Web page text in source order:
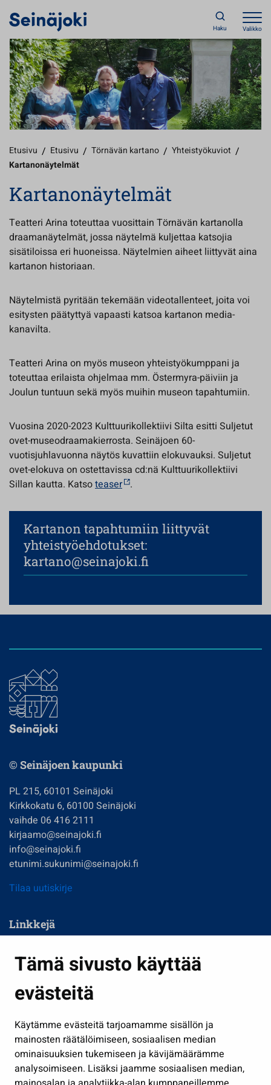
Tämä sivusto käyttää
evästeitä
Käytämme evästeitä tarjoamamme sisällön ja
mainosten räätälöimiseen, sosiaalisen median
ominaisuuksien tukemiseen ja kävijämäärämme
analysoimiseen. Lisäksi jaamme sosiaalisen median,
Haku Valikko
Etusivu / Etusivu / Törnävän kartano / Yhteistyökuviot /
Kartanonäytelmät
Kartanonäytelmät
Teatteri Arina toteuttaa vuosittain Törnävän kartanolla
draamanäytelmät, jossa näytelmä kuljettaa katsojia
sisätiloissa eri huoneissa. Näytelmien aiheet liittyvät aina
kartanon historiaan.
Näytelmistä pyritään tekemään videotallenteet, joita voi
esitysten päätyttyä vapaasti katsoa kartanon media-
kanavilta.
Teatteri Arina on myös museon yhteistyökumppani ja
toteuttaa erilaista ohjelmaa mm. Östermyra-päiviin ja
Joulun tuntuun sekä myös muihin museon tapahtumiin.
Vuosina 2020-2023 Kulttuurikollektiivi Silta esitti Suljetut
ovet-museodraamakierrosta. Seinäjoen 60-
vuotisjuhlavuonna näytös kuvattiin elokuvauksi. Suljetut
ovet-elokuva on ostettavissa cd:nä Kulttuurikollektiivi
Sillan kautta. Katsoteaser .
Kartanon tapahtumiin liittyvät
yhteistyöehdotukset:
kartano@seinajoki.fi
© Seinäjoen kaupunki
PL 215, 60101 Seinäjoki
Kirkkokatu 6, 60100 Seinäjoki
vaihde 06 416 2111
kirjaamo@seinajoki.fi
info@seinajoki.fi
etunimi.sukunimi@seinajoki.fi
Tilaa uutiskirje
Linkkejä
Kasvatus ja opetus
Kulttuuri ja liikunta
Työ ja yrittäminen
Osallistu ja asioi
Näytä omat evästeasetukseni